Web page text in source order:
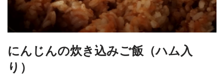
にんじんの炊き込みご飯（ハム入
り）